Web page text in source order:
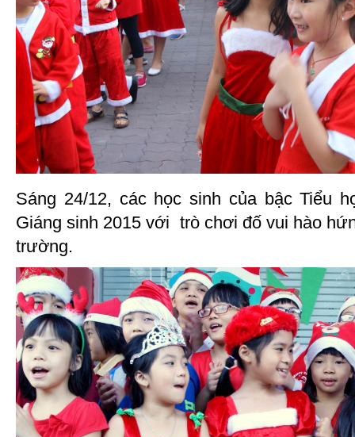
Sáng 24/12, các học sinh của bậc Tiểu
Giáng sinh 2015 với trò chơi đố vui hào
trường.